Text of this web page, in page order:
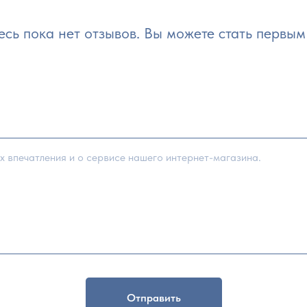
пока нет отзывов. Вы можете стать
Отправить